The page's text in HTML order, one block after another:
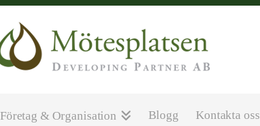
Företag & Organisation Blogg Kontakta oss